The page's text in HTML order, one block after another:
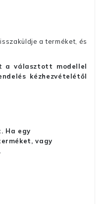
a terméket, és
a választott modellel
kézhezvételétől
Ha egy
vagy